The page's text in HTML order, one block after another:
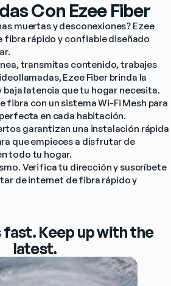
Con Ezee Fiber
muertas y desconexiones? Ezee
fibra rápido y confiable diseñado
transmitas contenido, trabajes
Ezee Fiber brinda la
latencia que tu hogar necesita.
fibra con un sistema Wi-Fi Mesh para
en cada habitación.
garantizan una instalación rápida
que empieces a disfrutar de
todo tu hogar.
Verifica tu dirección y suscríbete
de internet de fibra rápido y
fast. Keep up with the
latest.